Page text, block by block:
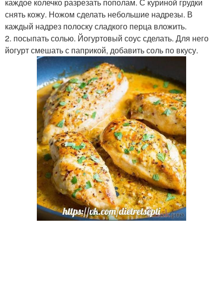
снять кожу. Ножом сделать небольшие надрезы. В
каждый надрез полоску сладкого перца вложить.
2. посыпать солью. Йогуртовый соус сделать. Для него
йогурт смешать с паприкой, добавить соль по вкусу.